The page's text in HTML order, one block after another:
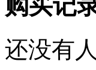
购买记
还没有